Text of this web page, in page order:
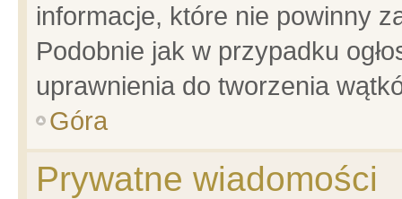
informacje, które nie powinny
Podobnie jak w przypadku
uprawnienia do tworzenia
Góra
Prywatne wiadomości